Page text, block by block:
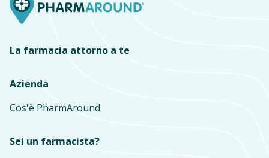
La farmacia attorno a te
Azienda
Cos'è PharmAround
Sei un farmacista?